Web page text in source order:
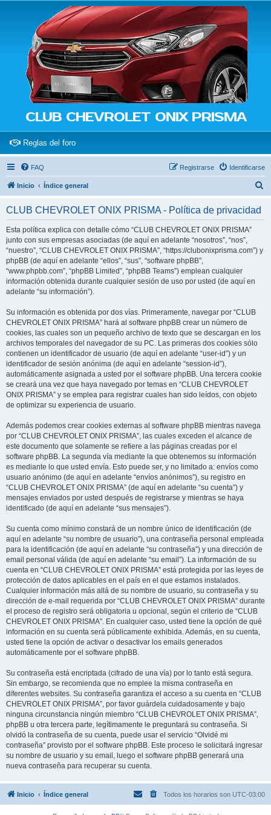
CLUB CHEVROLET ONIX PRISMA
Reglas del foro(Opens a new tab)
FAQ Identificarse
Registrarse
Inicio Índice general
CLUB CHEVROLET ONIX PRISMA - Política de privacidad
Esta política explica con detalle cómo “CLUB CHEVROLET ONIX PRISMA”
junto con sus empresas asociadas (de aquí en adelante “nosotros”, “nos”,
“nuestro”, “CLUB CHEVROLET ONIX PRISMA”, “https://clubonixprisma.com”) y
phpBB (de aquí en adelante “ellos”, “sus”, “software phpBB”,
“www.phpbb.com”, “phpBB Limited”, “phpBB Teams”) emplean cualquier
información obtenida durante cualquier sesión de uso por usted (de aquí en
adelante “su información”).
Su información es obtenida por dos vías. Primeramente, navegar por “CLUB
CHEVROLET ONIX PRISMA” hará al software phpBB crear un número de
cookies, las cuales son un pequeño archivo de texto que se descargan en los
archivos temporales del navegador de su PC. Las primeras dos cookies sólo
contienen un identificador de usuario (de aquí en adelante “user-id”) y un
identificador de sesión anónima (de aquí en adelante “session-id”),
automáticamente asignada a usted por el software phpBB. Una tercera cookie
se creará una vez que haya navegado por temas en “CLUB CHEVROLET
ONIX PRISMA” y se emplea para registrar cuales han sido leídos, con objeto
de optimizar su experiencia de usuario.
Además podemos crear cookies externas al software phpBB mientras navega
por “CLUB CHEVROLET ONIX PRISMA”, las cuales exceden el alcance de
este documento que solamente se refiere a las páginas creadas por el
software phpBB. La segunda vía mediante la que obtenemos su información
es mediante lo que usted envía. Esto puede ser, y no limitado a: envíos como
usuario anónimo (de aquí en adelante “envíos anónimos”), su registro en
“CLUB CHEVROLET ONIX PRISMA” (de aquí en adelante “su cuenta”) y
mensajes enviados por usted después de registrarse y mientras se haya
identificado (de aquí en adelante “sus mensajes”).
Su cuenta como mínimo constará de un nombre único de identificación (de
aquí en adelante “su nombre de usuario”), una contraseña personal empleada
para la identificación (de aquí en adelante “su contraseña”) y una dirección de
email personal válida (de aquí en adelante “su email”). La información de su
cuenta en “CLUB CHEVROLET ONIX PRISMA” está protegida por las leyes de
protección de datos aplicables en el país en el que estamos instalados.
Cualquier información más allá de su nombre de usuario, su contraseña y su
dirección de e-mail requerida por “CLUB CHEVROLET ONIX PRISMA” durante
el proceso de registro será obligatoria u opcional, según el criterio de “CLUB
CHEVROLET ONIX PRISMA”. En cualquier caso, usted tiene la opción de qué
información en su cuenta será públicamente exhibida. Además, en su cuenta,
usted tiene la opción de activar o desactivar los emails generados
automáticamente por el software phpBB.
Su contraseña está encriptada (cifrado de una vía) por lo tanto está segura.
Sin embargo, se recomienda que no emplee la misma contraseña en
diferentes websites. Su contraseña garantiza el acceso a su cuenta en “CLUB
CHEVROLET ONIX PRISMA”, por favor guárdela cuidadosamente y bajo
ninguna circunstancia ningún miembro “CLUB CHEVROLET ONIX PRISMA”,
phpBB u otra tercera parte, legítimamente le preguntará su contraseña. Si
olvidó la contraseña de su cuenta, puede usar el servicio “Olvidé mi
contraseña” provisto por el software phpBB. Este proceso le solicitará ingresar
su nombre de usuario y su email, luego el software phpBB generará una
nueva contraseña para recuperar su cuenta.
Inicio Índice general Todos los horarios son UTC-03:00